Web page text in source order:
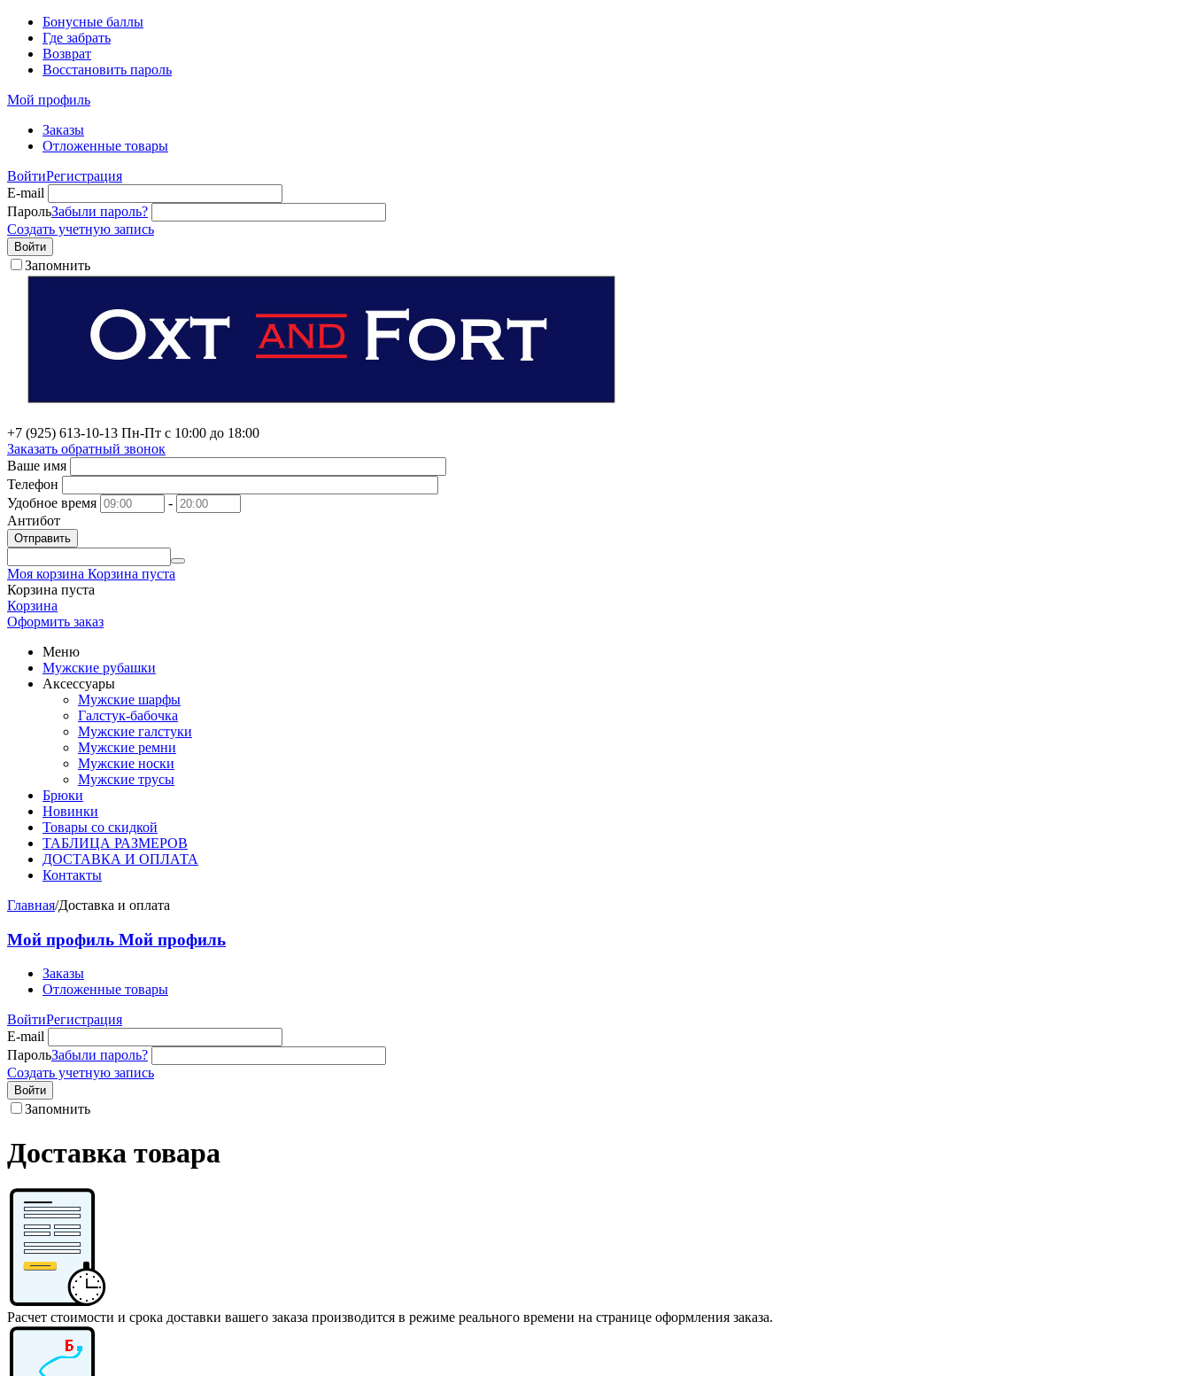
Бонусные баллы
Где забрать
Возврат
Восстановить пароль
Мой профиль
Заказы
Отложенные товары
ВойтиРегистрация
E-mail
ПарольЗабыли пароль?
Создать учетную запись
Войти
Запомнить
+7 (925) 613-10-13 Пн-Пт с 10:00 до 18:00
Заказать обратный звонок
Ваше имя
Телефон
Удобное время
-
Антибот
Отправить
Моя корзина Корзина пуста
Корзина пуста
Корзина
Оформить заказ
Меню
Мужские рубашки
Аксессуары
Мужские шарфы
Галстук-бабочка
Мужские галстуки
Мужские ремни
Мужские носки
Мужские трусы
Брюки
Новинки
Товары со скидкой
ТАБЛИЦА РАЗМЕРОВ
ДОСТАВКА И ОПЛАТА
Контакты
Главная/Доставка и оплата
Мой профиль Мой профиль
Заказы
Отложенные товары
ВойтиРегистрация
E-mail
ПарольЗабыли пароль?
Создать учетную запись
Войти
Запомнить
Доставка товара
Расчет стоимости и срока доставки вашего заказа производится в режиме реального времени на странице оформления заказа.